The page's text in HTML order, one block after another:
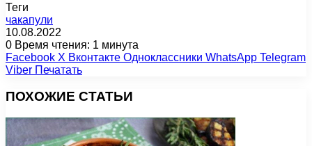
Теги
чакапули
10.08.2022
0 Время чтения: 1 минута
Facebook X Вконтакте Одноклассники WhatsApp Telegram
Viber Печатать
ПОХОЖИЕ СТАТЬИ